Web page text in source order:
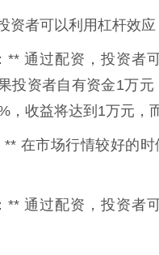
资者可以利用杠杆效
** 通过配资，投资者
投资者自有资金1万
，收益将达到1万元，
** 在市场行情较好的
** 通过配资，投资者